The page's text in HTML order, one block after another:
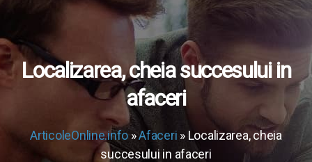
Localizarea, cheia succesului in
afaceri
ArticoleOnline.info »Afaceri » Localizarea, cheia
succesului in afaceri